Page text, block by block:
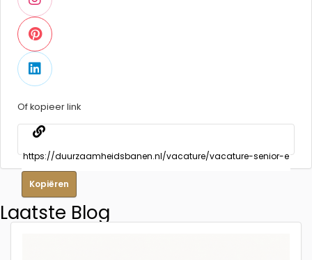
Of kopieer link
Kopiëren
Laatste Blog